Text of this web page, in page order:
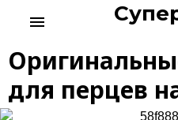
c
menu
для перцев